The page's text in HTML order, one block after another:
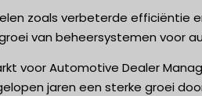
zoals verbeterde efficiëntie
van beheersystemen voor
voor Automotive Dealer
jaren een sterke groei